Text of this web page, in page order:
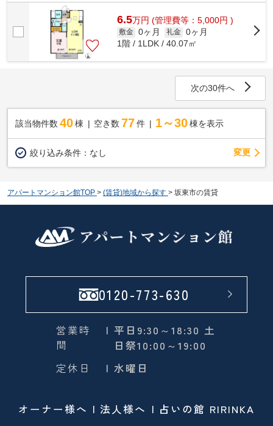
えます。当社なら、坂東市エリアにあ...
6.5万円 (管理費等：5,000円 )
敷金 0ヶ月 礼金 0ヶ月
1階 / 1LDK / 40.07㎡
次の30件へ
該当物件数 40棟 空き数 77 件 1～30 棟を表示
絞り込み条件： なし 変更
アパートマンション館TOP > (賃貸)地域から探す > 坂東市の賃貸
0120-773-630
営業時
間
| 平日9:30～18:30 土
日祭10:00～19:00
定休日
| 水曜日
オーナー様へ 法人様へ 占いの館 RIRINKA